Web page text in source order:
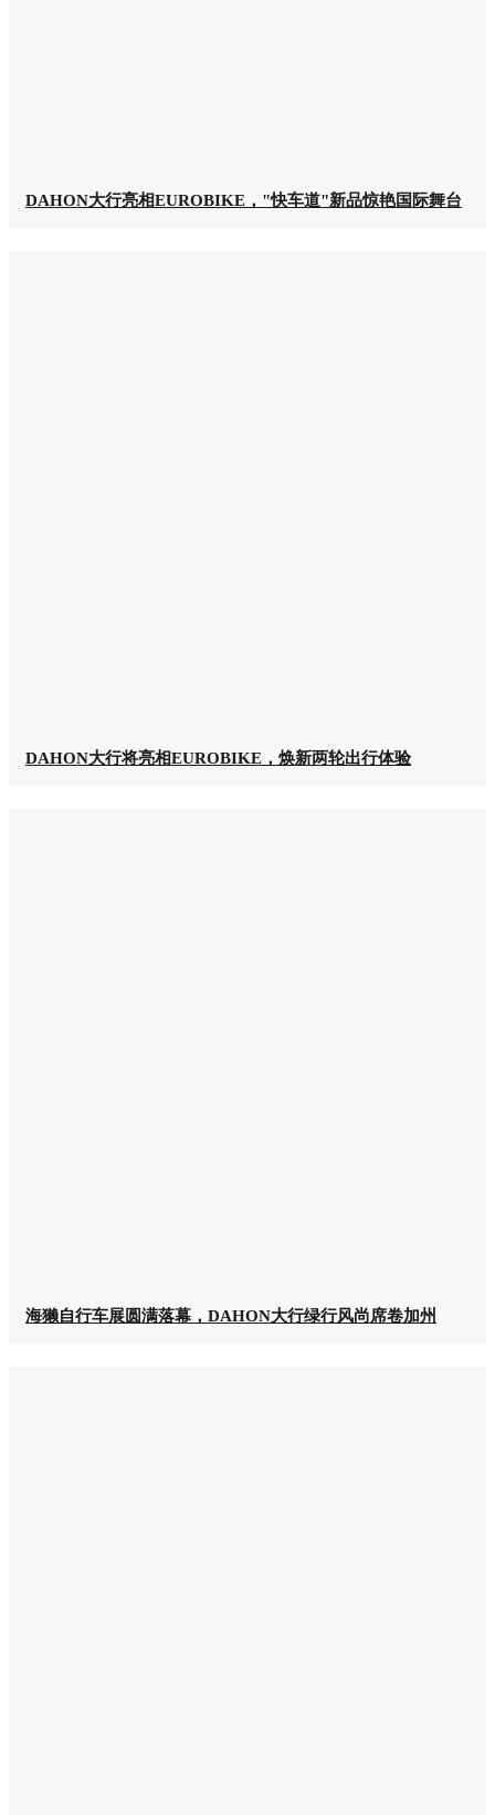
DAHON大行亮相EUROBIKE，"快车道"新品惊艳国际舞台
DAHON大行将亮相EUROBIKE，焕新两轮出行体验
海獭自行车展圆满落幕，DAHON大行绿行风尚席卷加州